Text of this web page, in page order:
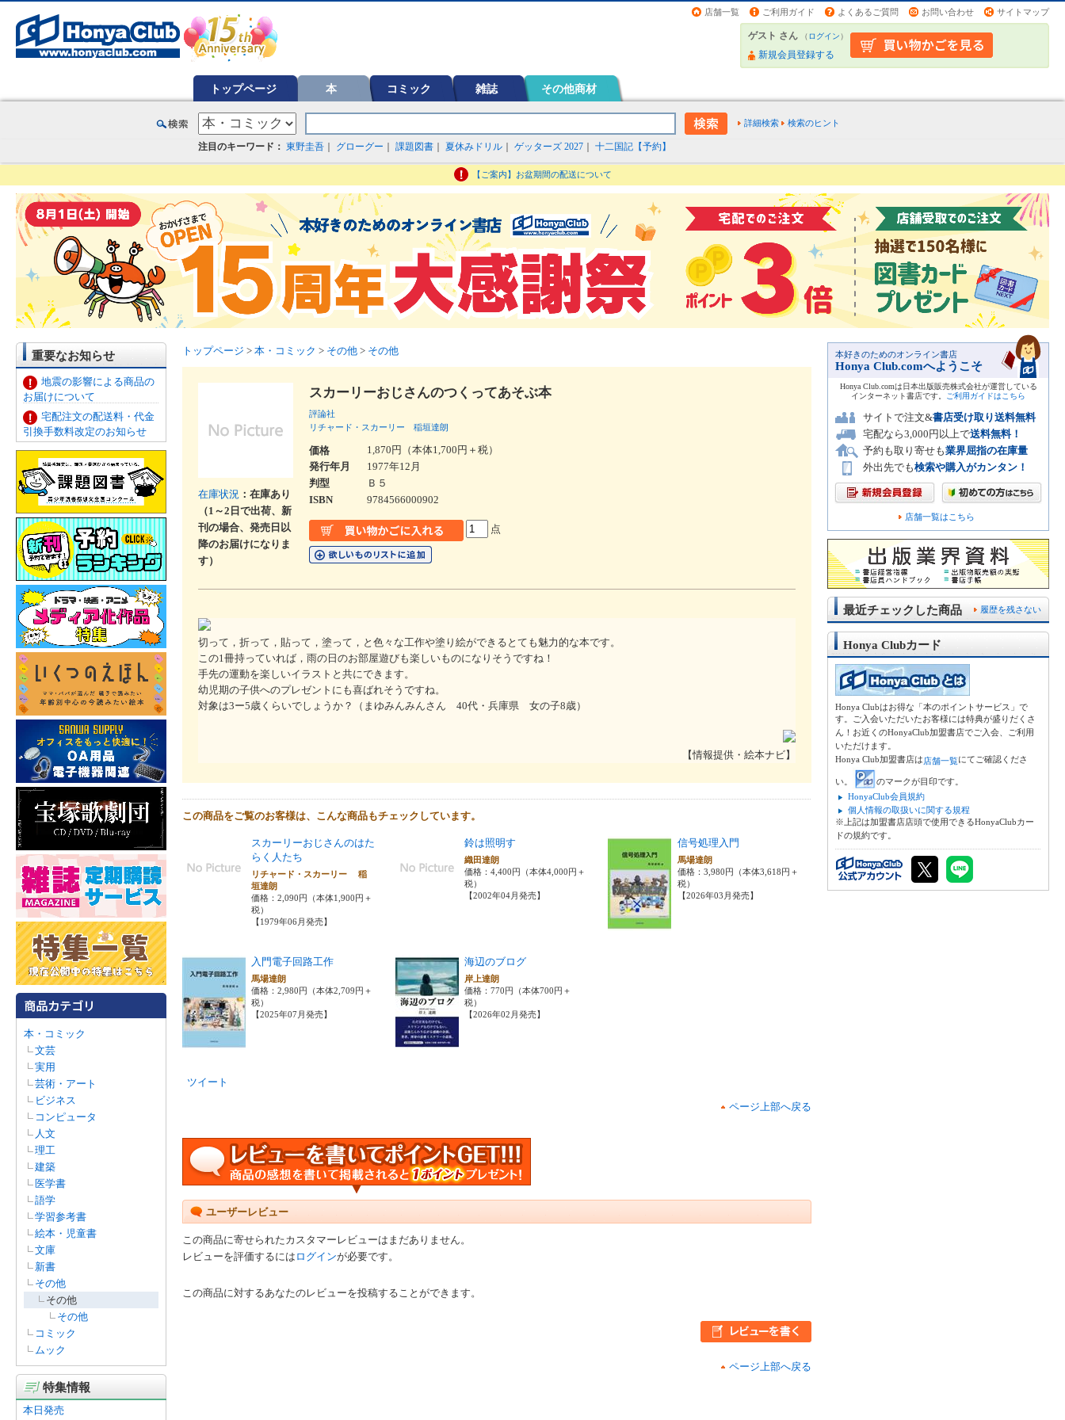
店舗一覧 ご利用ガイド よくあるご質問 お問い合わせ サイトマップ
ゲスト さん （ログイン）
新規会員登録する
トップページ 本 コミック 雑誌 その他商材
詳細検索 検索のヒント
注目のキーワード： 東野圭吾 グローグー 課題図書 夏休みドリル ゲッターズ 2027 十二国記【予約】
【ご案内】お盆期間の配送について
重要なお知らせ
地震の影響による商品の
お届けについて
宅配注文の配送料・代金
引換手数料改定のお知らせ
本・コミック
文芸
実用
芸術・アート
ビジネス
コンピュータ
人文
理工
建築
医学書
語学
学習参考書
絵本・児童書
文庫
新書
その他
その他
その他
コミック
ムック
特集情報
本日発売
トップページ > 本・コミック > その他 > その他
在庫状況 ：在庫あり
（1～2日で出荷、新
刊の場合、発売日以
降のお届けになりま
す）
スカーリーおじさんのつくってあそぶ本
評論社
リチャード・スカーリー
稲垣達朗
価格
1,870円（本体1,700円＋税）
発行年月
1977年12月
判型
Ｂ５
ISBN
9784566000902
点
切って，折って，貼って，塗って，と色々な工作や塗り絵ができるとても魅力的な本です。
この1冊持っていれば，雨の日のお部屋遊びも楽しいものになりそうですね！
手先の運動を楽しいイラストと共にできます。
幼児期の子供へのプレゼントにも喜ばれそうですね。
対象は3ー5歳くらいでしょうか？（まゆみんみんさん 40代・兵庫県 女の子8歳）
【情報提供・絵本ナビ】
この商品をご覧のお客様は、こんな商品もチェックしています。
スカーリーおじさんのはた
らく人たち
リチャード・スカーリー 稲
垣達朗
価格：2,090円（本体1,900円＋
税）
【1979年06月発売】
鈴は照明す
織田達朗
価格：4,400円（本体4,000円＋
税）
【2002年04月発売】
信号処理入門
馬場達朗
価格：3,980円（本体3,618円＋
税）
【2026年03月発売】
入門電子回路工作
馬場達朗
価格：2,980円（本体2,709円＋
税）
【2025年07月発売】
海辺のブログ
岸上達朗
価格：770円（本体700円＋
税）
【2026年02月発売】
ツイート
ページ上部へ戻る
ユーザーレビュー
この商品に寄せられたカスタマーレビューはまだありません。
レビューを評価するには ログインが必要です。
この商品に対するあなたのレビューを投稿することができます。
ページ上部へ戻る
本好きのためのオンライン書店
Honya Club.comへようこそ
Honya Club.comは日本出版販売株式会社が運営している
インターネット書店です。
ご利用ガイドはこちら
サイトで注文&書店受け取り送料無料
宅配なら3,000円以上で送料無料！
予約も取り寄せも業界屈指の在庫量
外出先でも検索や購入がカンタン！
店舗一覧はこちら
履歴を残さない
最近チェックした商品
Honya Clubカード
Honya Clubはお得な「本のポイントサービス」で
す。ご入会いただいたお客様には特典が盛りだくさ
ん！お近くのHonyaClub加盟書店でご入会、ご利用
いただけます。
Honya Club加盟書店は店舗一覧にてご確認くださ
い。
のマークが目印です。
HonyaClub会員規約
個人情報の取扱いに関する規程
※上記は加盟書店店頭で使用できるHonyaClubカー
ドの規約です。